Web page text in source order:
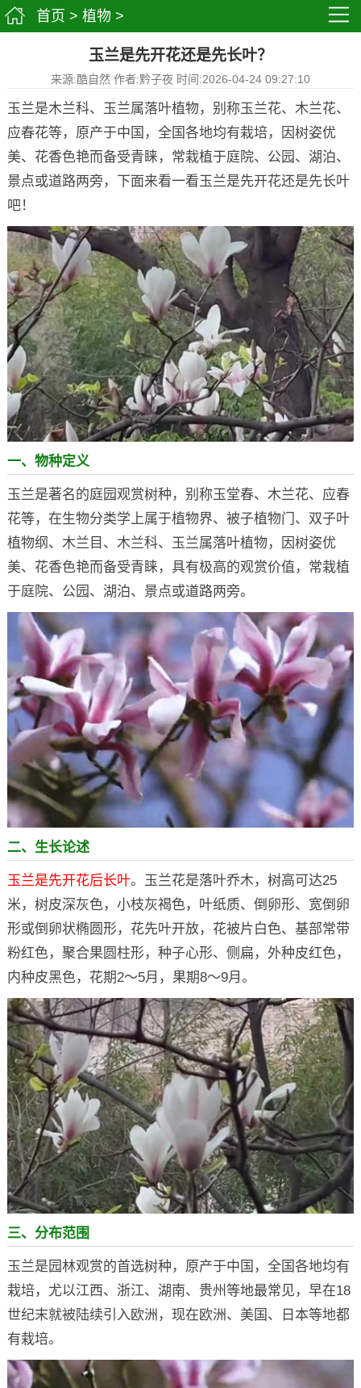
首页 > 植物 >
玉兰是先开花还是先长叶？
来源:酷自然 作者:黔子夜 时间:2026-04-24 09:27:10
玉兰是木兰科、玉兰属落叶植物，别称玉兰花、木兰花、
应春花等，原产于中国，全国各地均有栽培，因树姿优
美、花香色艳而备受青睐，常栽植于庭院、公园、湖泊、
景点或道路两旁，下面来看一看玉兰是先开花还是先长叶
吧！
一、物种定义
玉兰是著名的庭园观赏树种，别称玉堂春、木兰花、应春
花等，在生物分类学上属于植物界、被子植物门、双子叶
植物纲、木兰目、木兰科、玉兰属落叶植物，因树姿优
美、花香色艳而备受青睐，具有极高的观赏价值，常栽植
于庭院、公园、湖泊、景点或道路两旁。
二、生长论述
玉兰是先开花后长叶。玉兰花是落叶乔木，树高可达25
米，树皮深灰色，小枝灰褐色，叶纸质、倒卵形、宽倒卵
形或倒卵状椭圆形，花先叶开放，花被片白色、基部常带
粉红色，聚合果圆柱形，种子心形、侧扁，外种皮红色，
内种皮黑色，花期2～5月，果期8～9月。
三、分布范围
玉兰是园林观赏的首选树种，原产于中国，全国各地均有
栽培，尤以江西、浙江、湖南、贵州等地最常见，早在18
世纪末就被陆续引入欧洲，现在欧洲、美国、日本等地都
有栽培。